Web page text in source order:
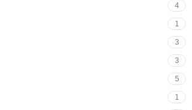
4
1
3
3
5
1